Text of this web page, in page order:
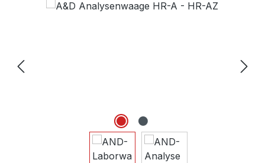
Bildergalerie überspringen